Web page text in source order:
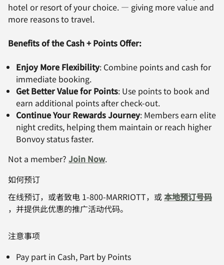
hotel or resort of your choice. — giving more value and
more reasons to travel.
Benefits of the Cash + Points Offer:
Enjoy More Flexibility: Combine points and cash for
immediate booking.
Get Better Value for Points: Use points to book and
earn additional points after check-out.
Continue Your Rewards Journey: Members earn elite
night credits, helping them maintain or reach higher
Bonvoy status faster.
Not a member? Join Now.
如何预订
在线预订，或者致电 1-800-MARRIOTT，或本地预订号码
，并提供此优惠的推广活动代码。
注意事项
Pay part in Cash, Part by Points